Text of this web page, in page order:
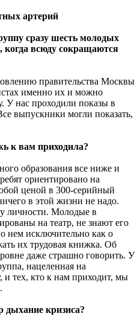
артерий
сразу шесть молодых
когда всюду сокращаются
правительства Москвы
именно их и можно
У нас проходили показы в
выпускники могли показать,
к вам приходила?
образования все ниже и
ориентировано на
ценой в 300-серийный
в этой жизни не надо.
личности. Молодые в
на театр, не знают его
нем исключительно как о
их трудовая книжка. Об
даже страшно говорить. У
нацеленная на
и тех, кто к нам приходит, мы
кризиса?